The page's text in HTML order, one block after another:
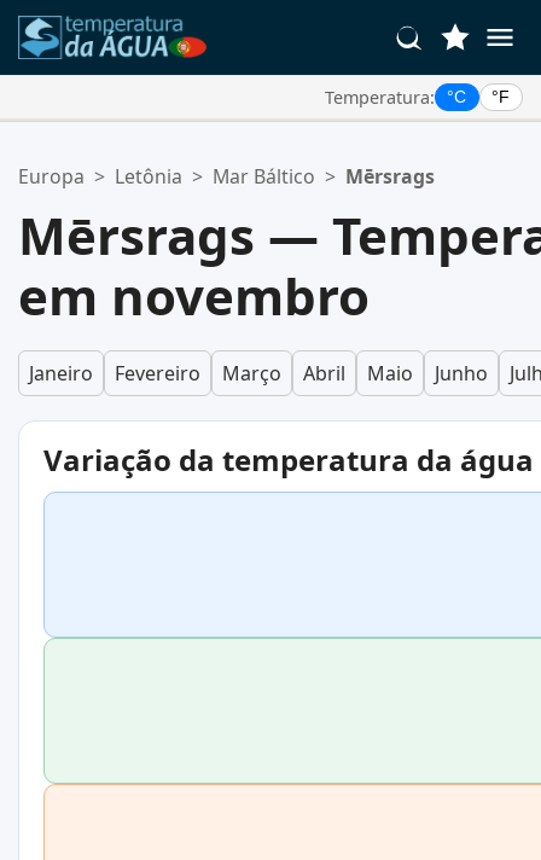
Temperatura: °C °F
Sua lista de favoritos está vazia.
Europa > Letônia > Mar Báltico > Mērsrags
Mērsrags —
em novembro
Janeiro Fevereiro Março Abril Maio Junho
Variação da temperatura da água